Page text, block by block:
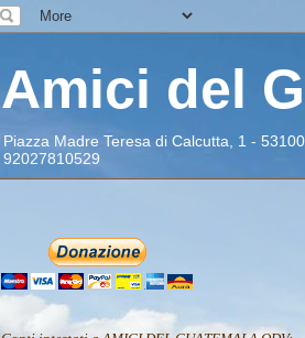
Amici del
Piazza Madre Teresa di Calcutta, 1 -
92027810529